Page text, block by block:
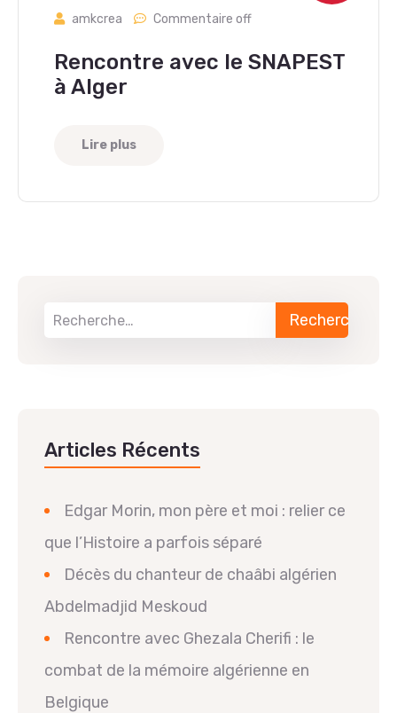
amkcrea Commentaire off
Rencontre avec le SNAPEST
à Alger
Lire plus
Articles Récents
Edgar Morin, mon père et moi : relier ce
que l’Histoire a parfois séparé
Décès du chanteur de chaâbi algérien
Abdelmadjid Meskoud
Rencontre avec Ghezala Cherifi : le
combat de la mémoire algérienne en
Belgique